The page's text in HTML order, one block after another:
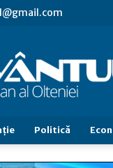
Politică